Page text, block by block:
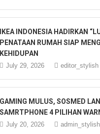
IKEA INDONESIA HADIRKAN
PENATAAN RUMAH SIAP
KEHIDUPAN
July 29, 2026 editor_stylish
GAMING MULUS, SOSMED
SAMRTPHONE 4 PILIHAN
July 20, 2026 admin_stylish